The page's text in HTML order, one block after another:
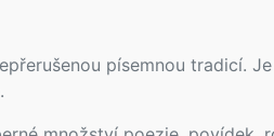
písemnou tradicí.